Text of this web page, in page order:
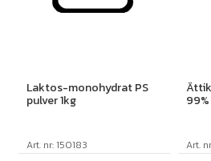
Laktos-monohydrat PS
pulver 1kg
Art. nr: 150183
99%
Art.